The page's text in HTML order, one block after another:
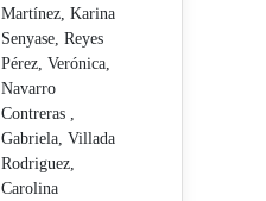
Martínez, Karina
Senyase, Reyes
Pérez, Verónica,
Navarro
Contreras ,
Gabriela, Villada
Rodriguez,
Carolina